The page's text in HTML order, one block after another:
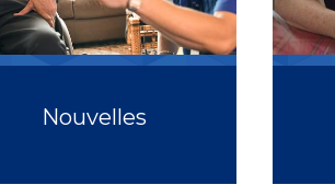
Nouvelles